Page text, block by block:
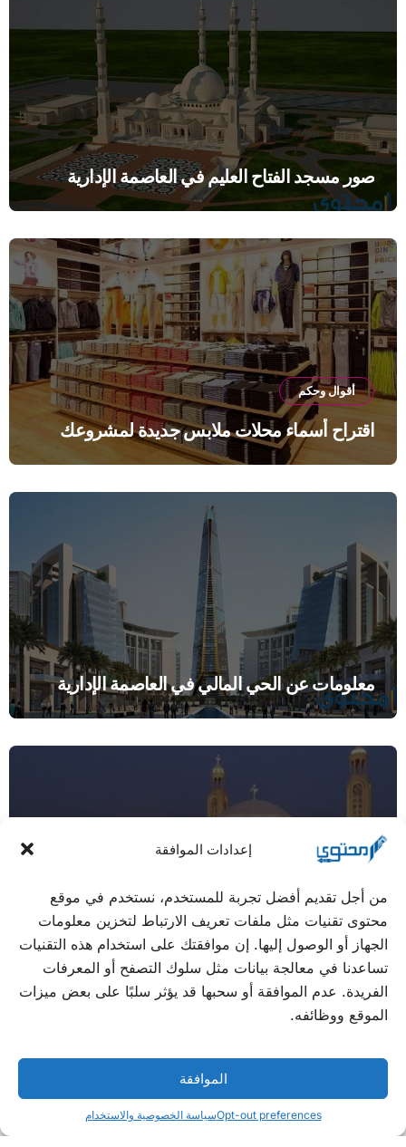
إعدادات الموافقة
من أجل تقديم أفضل تجربة للمستخدم، نستخدم في موقع
محتوى تقنيات مثل ملفات تعريف الارتباط لتخزين معلومات
الجهاز أو الوصول إليها. إن موافقتك على استخدام هذه التقنيات
تساعدنا في معالجة بيانات مثل سلوك التصفح أو المعرفات
الفريدة. عدم الموافقة أو سحبها قد يؤثر سلبًا على بعض ميزات
الموقع ووظائفه.
الموافقة
Opt-out preferencesسياسة الخصوصية والاستخدام
صور مسجد الفتاح العليم في العاصمة الإدارية
أقوال وحكم
اقتراح أسماء محلات ملابس جديدة لمشروعك
معلومات عن الحي المالي في العاصمة الإدارية
صور كاتدرائية ميلاد المسيح في العاصمة الإدارية
الجديدة